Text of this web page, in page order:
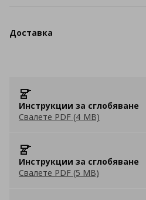
Доставка
Инструкции за сглобяване
Свалете PDF (4 MB)
Инструкции за сглобяване
Свалете PDF (5 MB)